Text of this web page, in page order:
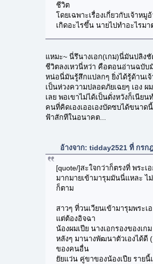
ชีวิต
โดยเฉพาะเรื่องเกี่ยวกับเจ้าห
เกิดอะไรขึ้น นายไปทำอะไรม
แหมะ~ นี่รึนางเอก(เกม)นี่มันปลิง
ชีวิตลงเหวนี่หว่า คือตอนอ่านฉบับ
หน่อนี่มันรู้สึกแปลกๆ ยิ่งได้รู้ด้านเ
เป็นห่วงความปลอดภัยเฉยๆ เอง
เลย พอเขาไม่ได้เป็นดั่งหวังก็เนีย
คนที่คิดเองเออเองบัดซบได้ขนาด
ฟ้าสักทีในอนาคต...
อ้างจาก: tidday2521 ที่ กรก
[quote/]สะใจกว่าก็ตรงที่ พระ
มากมายเข้ามารุมมันนี่แหละ ไ
ก็ตาม
สาวๆ ที่วนเวียนเข้ามารุมพระ
แต่ต้องอิจฉา
น้องผมเปีย นางเอกรองของเก
หลังๆ มานางพัฒนาตัวเองได้ดี
ของคนอื่น
ยัยแว่น คู่ขาของน้องเปีย รายนี้